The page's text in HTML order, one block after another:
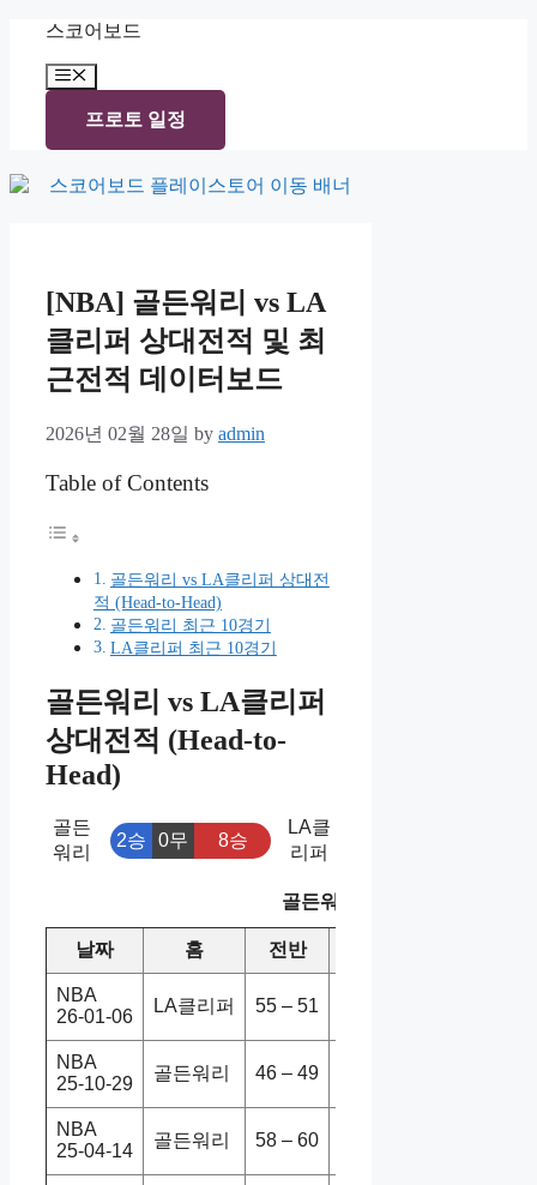
content
스코어보드
Menu
프로토 일정
[NBA] 골든워리 vs LA
클리퍼 상대전적 및 최
근전적 데이터보드
2026년 02월 28일 by admin
Table of Contents
골든워리 vs LA클리퍼 상대전
적 (Head-to-Head)
골든워리 최근 10경기
LA클리퍼 최근 10경기
골든워리 vs LA클리퍼
상대전적 (Head-to-
Head)
골든
워리
2승 0무 8승
LA클
리퍼
골든워리 vs LA클리퍼 상대
날짜 홈 전반
NBA
26-01-06
LA클리퍼 55 – 51
NBA
25-10-29
골든워리 46 – 49
NBA
25-04-14
골든워리 58 – 60